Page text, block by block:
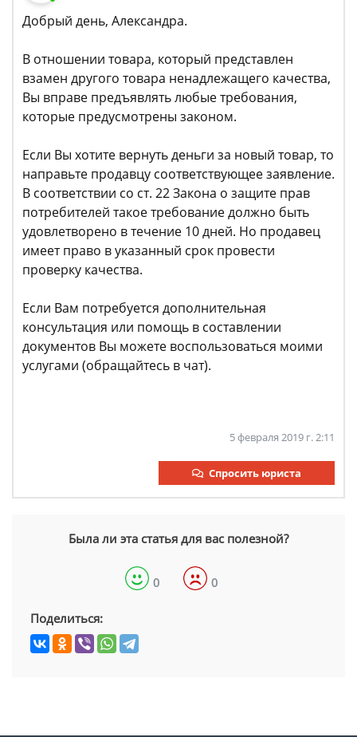
Добрый день, Александра.
В отношении товара, который представлен
взамен другого товара ненадлежащего качества,
Вы вправе предъявлять любые требования,
которые предусмотрены законом.
Если Вы хотите вернуть деньги за новый товар, то
направьте продавцу соответствующее заявление.
В соответствии со ст. 22 Закона о защите прав
потребителей такое требование должно быть
удовлетворено в течение 10 дней. Но продавец
имеет право в указанный срок провести
проверку качества.
Если Вам потребуется дополнительная
консультация или помощь в составлении
документов Вы можете воспользоваться моими
услугами (обращайтесь в чат).
5 февраля 2019 г. 2:11
Спросить юриста
Была ли эта статья для вас полезной?
0 0
Поделиться: